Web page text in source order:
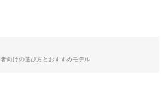
向けの選び方とおすすめモデル